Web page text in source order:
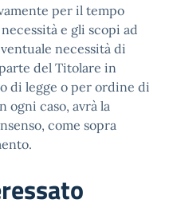
per il tempo
e gli scopi ad
necessità di
del Titolare in
di legge o per ordine di
ogni caso, avrà la
come sopra